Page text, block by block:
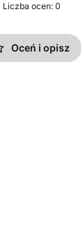
Liczba ocen: 0
Oceń i opisz